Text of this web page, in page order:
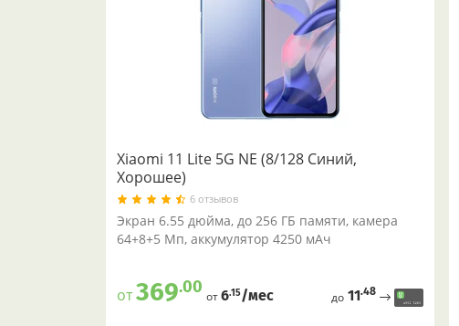
Xiaomi 11 Lite 5G NE (8/128 Синий,
Хорошее)
6 отзывов
Экран 6.55 дюйма, до 256 ГБ памяти, камера
64+8+5 Мп, аккумулятор 4250 мАч
от369.00 от6.15/меc до11.48